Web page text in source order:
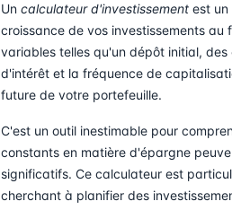
Un calculateur d'investissement est un
croissance de vos investissements au
variables telles qu'un dépôt initial,
d'intérêt et la fréquence de
future de votre portefeuille.
C'est un outil inestimable pour
constants en matière d'épargne
significatifs. Ce calculateur est
cherchant à planifier des